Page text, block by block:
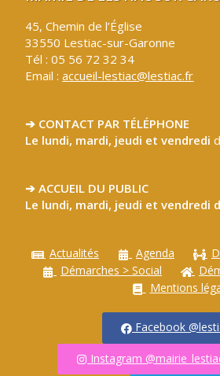
45, Chemin de l’Église
33550 Lestiac-sur-Garonne
Tél : 05 56 72 32 34
Email :accueil-lestiac@lestiac.fr
➔ CONTACT PAR TÉLÉPHONE
Le lundi, mardi, jeudi et vendredi
➔ ACCUEIL DU PUBLIC
Le lundi, mardi, jeudi et vendredi
Actualités Agenda
Démarches > Social
Mentions
Facebook
Instagram